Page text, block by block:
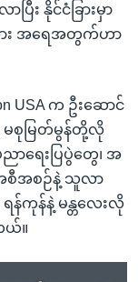
း နိုင်ငံခြားမှာ
ား အရေအတွက်ဟာ
USA က ဦးဆောင်
မစုမြတ်မွန်တို့လို
ရေးပြပွဲတွေ၊ အ
အစဉ်နဲ့ သူလာ
န်ကုန်နဲ့ မန္တလေးလို
ယ်။